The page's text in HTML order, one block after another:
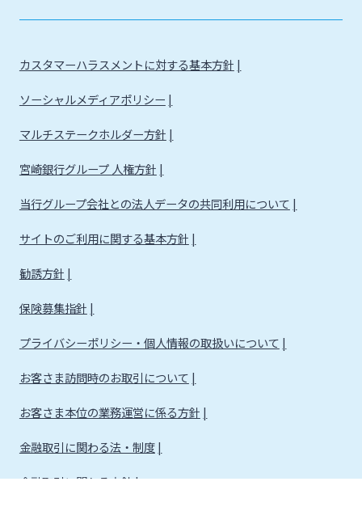
カスタマーハラスメントに対する基本方針
ソーシャルメディアポリシー
マルチステークホルダー方針
宮崎銀行グループ 人権方針
当行グループ会社との法人データの共同利用について
サイトのご利用に関する基本方針
勧誘方針
保険募集指針
プライバシーポリシー・個人情報の取扱いについて
お客さま訪問時のお取引について
お客さま本位の業務運営に係る方針
金融取引に関わる法・制度
金融取引に関わる方針